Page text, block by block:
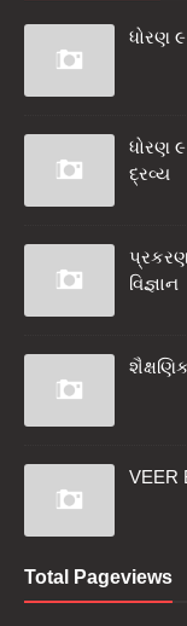
ધોરણ
ધોરણ
દ્રવ્ય
પ્રકરણ
વિજ્ઞાન
VEER
Total Pageviews